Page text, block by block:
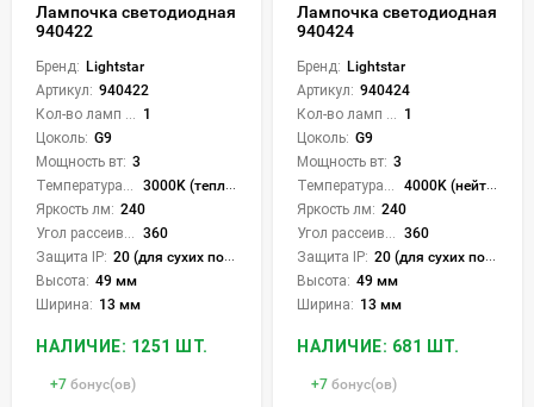
Лампочка светодиодная
940422
Бренд: Lightstar
Артикул: 940422
1
Цоколь: G9
Мощность вт: 3
3000K (теплый)
Яркость лм: 240
360
Защита IP: 20 (для сухих пом.)
Высота: 49 мм
Ширина: 13 мм
НАЛИЧИЕ: 1251 ШТ.
+7 бонус(ов)
Лампочка светодиодная
940424
Бренд: Lightstar
Артикул: 940424
1
Цоколь: G9
Мощность вт: 3
4000K (нейтральный)
Яркость лм: 240
360
Защита IP: 20 (для сухих пом.)
Высота: 49 мм
Ширина: 13 мм
НАЛИЧИЕ: 681 ШТ.
+7 бонус(ов)